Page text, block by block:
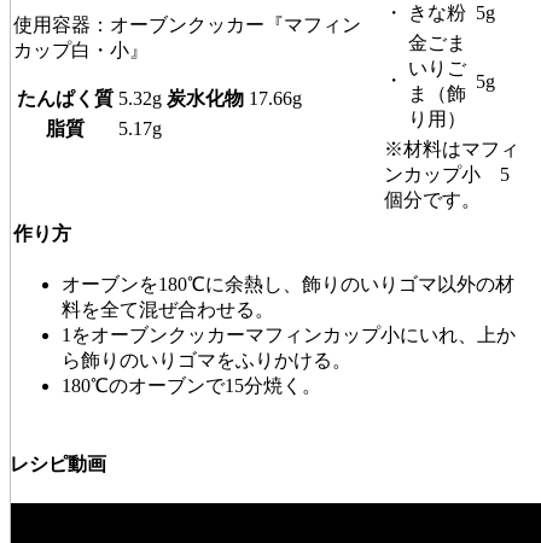
使用容器：オーブンクッカー『マフィン
カップ白・小』
たんぱく質 5.32g 炭水化物 17.66g
脂質
5.17g
・ きな粉 5g
・
金ごま
いりご
ま（飾
り用）
5g
※材料はマフィ
ンカップ小 5
個分です。
作り方
オーブンを180℃に余熱し、飾りのいりゴマ以外の材
料を全て混ぜ合わせる。
1をオーブンクッカーマフィンカップ小にいれ、上か
ら飾りのいりゴマをふりかける。
180℃のオーブンで15分焼く。
レシピ動画